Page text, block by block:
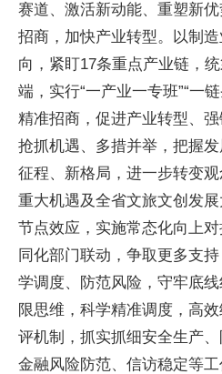
赛道、激活新动能、重塑新
招商，加快产业转型。以制
向，紧盯17条重点产业链，
端，实行“一产业一专班”“一
精准招商，促进产业转型、
抢抓机遇、多措并举，把握
征程、新格局，进一步转变
重大机遇及全省文旅文创发
节点效应，实施常态化向上
同化部门联动，争取更多支
学调度、防范风险，守牢底
限思维，科学精准调度，高
评机制，抓实抓细安全生产
金融风险防范、信访稳定等